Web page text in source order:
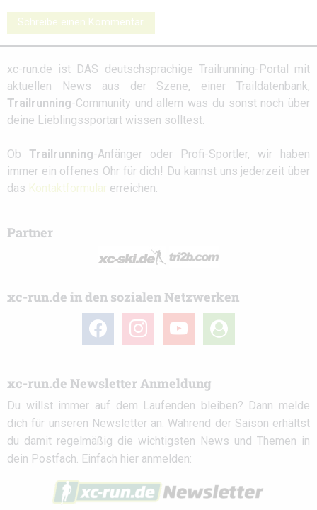
Schreibe einen Kommentar
xc-run.de ist DAS deutschsprachige Trailrunning-Portal mit
aktuellen News aus der Szene, einer Traildatenbank,
Trailrunning-Community und allem was du sonst noch über
deine Lieblingssportart wissen solltest.
Ob Trailrunning-Anfänger oder Profi-Sportler, wir haben
immer ein offenes Ohr für dich! Du kannst uns jederzeit über
das Kontaktformular erreichen.
Partner
xc-run.de in den sozialen Netzwerken
facebook instagram youtube
user-
circle
xc-run.de Newsletter Anmeldung
Du willst immer auf dem Laufenden bleiben? Dann melde
dich für unseren Newsletter an. Während der Saison erhältst
du damit regelmäßig die wichtigsten News und Themen in
dein Postfach. Einfach hier anmelden: